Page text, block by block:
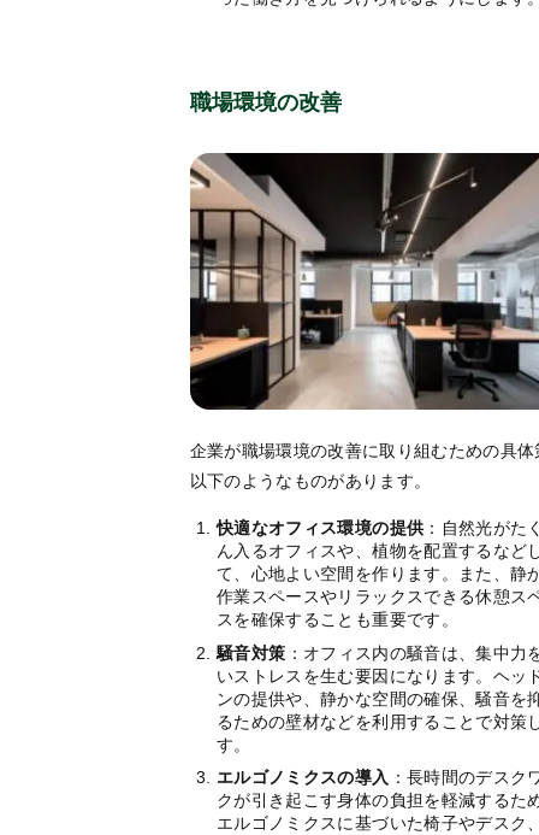
職場環境の改善
企業が職場環境の改善に取り組むための具体
以下のようなものがあります。
快適なオフィス環境の提供 ：自然光がた
ん入るオフィスや、植物を配置するなど
て、心地よい空間を作ります。また、静
作業スペースやリラックスできる休憩ス
スを確保することも重要です。
騒音対策 ：オフィス内の騒音は、集中力
いストレスを生む要因になります。ヘッ
ンの提供や、静かな空間の確保、騒音を
るための壁材などを利用することで対策
す。
エルゴノミクスの導入 ：長時間のデスク
クが引き起こす身体の負担を軽減するた
エルゴノミクスに基づいた椅子やデスク